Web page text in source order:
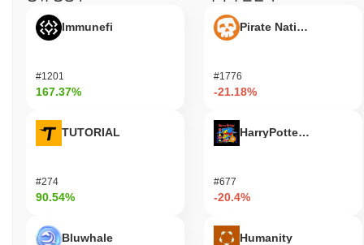
Immunefi
#1201
167.37%
TUTORIAL
#274
90.54%
Bluwhale
Pirate Nation Token
#1776
-21.18%
#677
-20.4%
Humanity